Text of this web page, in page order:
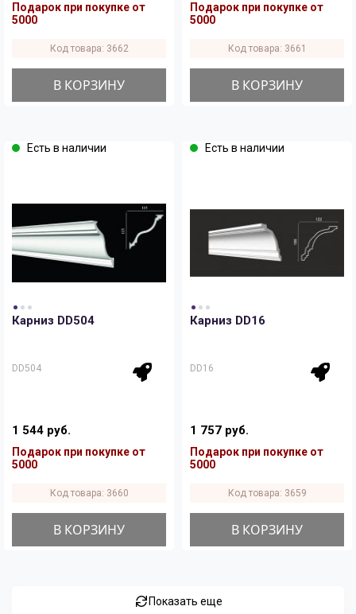
Подарок при покупке от
5000
Код товара: 3662
В КОРЗИНУ
Подарок при покупке от
5000
Код товара: 3661
В КОРЗИНУ
Есть в наличии
Карниз DD504
DD504
1 544 руб.
Подарок при покупке от
5000
Код товара: 3660
В КОРЗИНУ
Есть в наличии
Карниз DD16
DD16
1 757 руб.
Подарок при покупке от
5000
Код товара: 3659
В КОРЗИНУ
Показать еще